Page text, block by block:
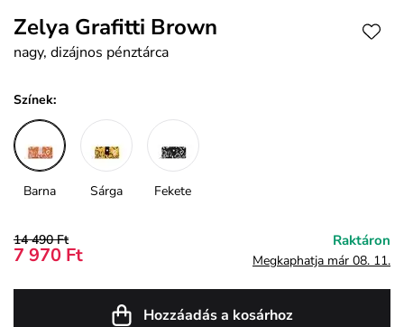
Zelya Grafitti Brown
nagy, dizájnos pénztárca
Színek:
Barna Sárga Fekete
14 490 Ft
7 970 Ft
Raktáron
Megkaphatja már 08. 11.
Hozzáadás a kosárhoz